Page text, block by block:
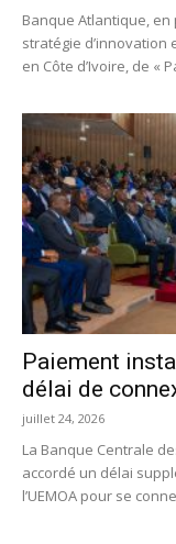
Banque Atlantique,
stratégie d’innovation
en Côte d’Ivoire, de «
Paiement
délai de
juillet 24, 2026
La Banque Centrale
accordé un délai
l’UEMOA pour se